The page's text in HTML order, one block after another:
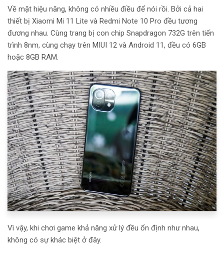
Về mặt hiệu năng, không có nhiều điều để nói rồi. Bởi cả hai
thiết bị Xiaomi Mi 11 Lite và Redmi Note 10 Pro đều tương
đương nhau. Cùng trang bị con chip Snapdragon 732G trên tiến
trình 8nm, cùng chạy trên MIUI 12 và Android 11, đều có 6GB
hoặc 8GB RAM.
Vì vậy, khi chơi game khả năng xử lý đều ổn định như nhau,
không có sự khác biệt ở đây.